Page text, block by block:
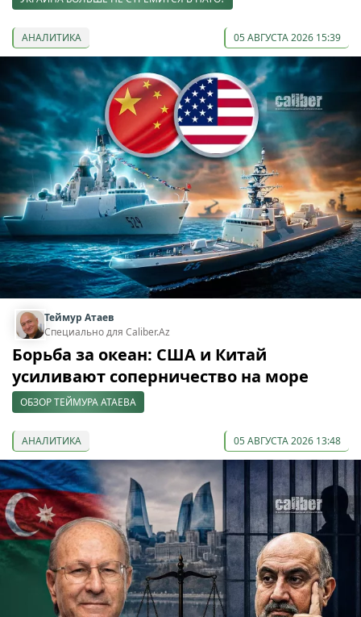
АНАЛИТИКА 05 АВГУСТА 2026 15:39
Теймур Атаев
Специально для Caliber.Az
Борьба за океан: США и Китай
усиливают соперничество на море
ОБЗОР ТЕЙМУРА АТАЕВА
АНАЛИТИКА 05 АВГУСТА 2026 13:48